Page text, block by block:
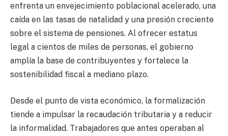
enfrenta un envejecimiento poblacional acelerado, una
caída en las tasas de natalidad y una presión creciente
sobre el sistema de pensiones. Al ofrecer estatus
legal a cientos de miles de personas, el gobierno
amplía la base de contribuyentes y fortalece la
sostenibilidad fiscal a mediano plazo.
Desde el punto de vista económico, la formalización
tiende a impulsar la recaudación tributaria y a reducir
la informalidad. Trabajadores que antes operaban al